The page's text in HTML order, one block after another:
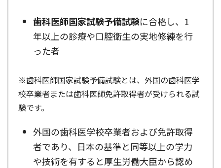
歯科医師国家試験予備試験に合格し、1
年以上の診療や口腔衛生の実地修練を行
った者
※歯科医師国家試験予備試験とは、外国の歯科医学
校卒業者または歯科医師免許取得者が受けられる試
験です。
外国の歯科医学校卒業者および免許取得
者であり、日本の基準と同等以上の学力
や技術を有すると厚生労働大臣から認め